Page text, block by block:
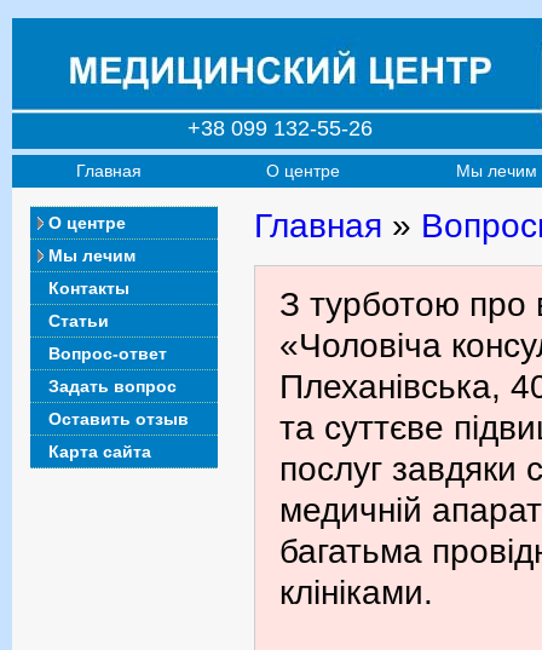
+38 099 132-55-26
Главная О центре Мы лечим
О центре
Мы лечим
Контакты
Статьи
Вопрос-ответ
Задать вопрос
Оставить отзыв
Карта сайта
Главная »
З турботою про
«Чоловіча
Плеханівська,
та суттєве
послуг завдяки
медичній
багатьма
клініками.